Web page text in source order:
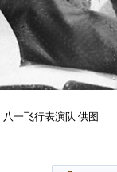
一飞行表演队 供图